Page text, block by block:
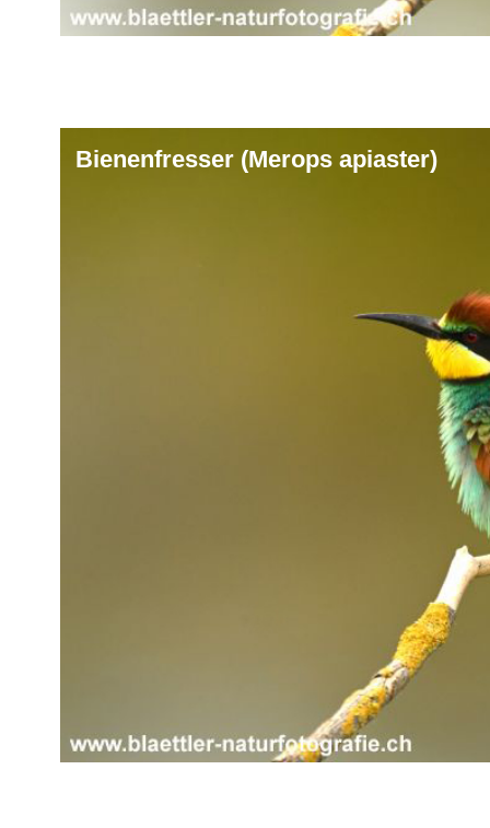
Bienenfresser (Merops apiaster)